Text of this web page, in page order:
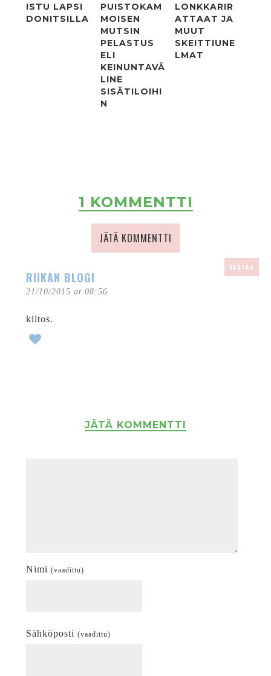
ISTU LAPSI
DONITSILLA
PUISTOKAM
MOISEN
MUTSIN
PELASTUS
ELI
KEINUNTAVÄ
LINE
SISÄTILOIHI
N
LONKKARIR
ATTAAT JA
MUUT
SKEITTIUNE
LMAT
1 KOMMENTTI
JÄTÄ KOMMENTTI
RIIKAN BLOGI
21/10/2015 at 08:56
VASTAA
kiitos.
JÄTÄ KOMMENTTI
Nimi (vaadittu)
Sähköposti (vaadittu)